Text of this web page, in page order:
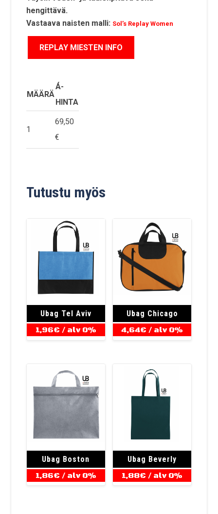
hengittävä.
Vastaava naisten malli: Sol’s Replay Women
MÄÄRÄ
Á-
HINTA
1
69,50
€
Tutustu myös
Ubag Tel Aviv
1,96€ / alv 0%
Ubag Chicago
4,64€ / alv 0%
Ubag Boston
1,86€ / alv 0%
Ubag Beverly
1,88€ / alv 0%